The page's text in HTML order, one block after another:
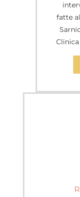
fatte